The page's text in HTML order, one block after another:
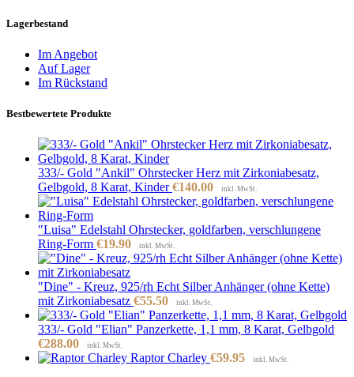
Lagerbestand
Im Angebot
Auf Lager
Im Rückstand
Bestbewertete Produkte
333/- Gold "Ankil" Ohrstecker Herz mit Zirkoniabesatz,
Gelbgold, 8 Karat, Kinder€140.00 inkl. MwSt.
"Luisa" Edelstahl Ohrstecker, goldfarben, verschlungene
Ring-Form €19.90 inkl. MwSt.
"Dine" - Kreuz, 925/rh Echt Silber Anhänger (ohne Kette)
mit Zirkoniabesatz €55.50 inkl. MwSt.
333/- Gold "Elian" Panzerkette, 1,1 mm, 8 Karat, Gelbgold
€288.00 inkl. MwSt.
Raptor Charley €59.95 inkl. MwSt.